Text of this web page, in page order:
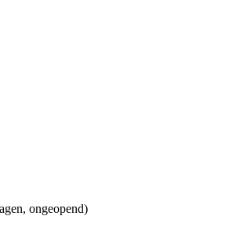
ongeopend)